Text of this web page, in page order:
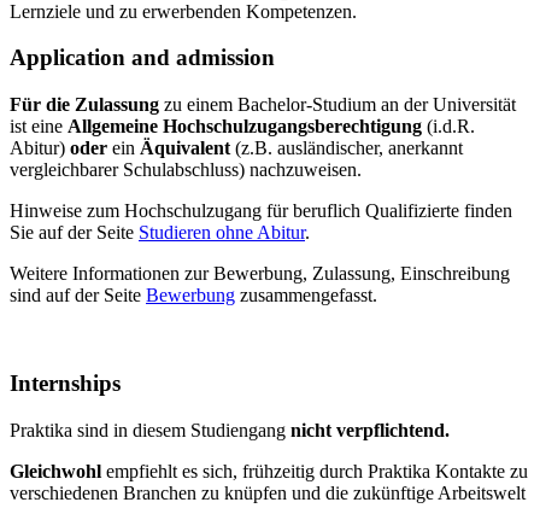
Lernziele und zu erwerbenden Kompetenzen.
Application and admission
Für die Zulassung zu einem Bachelor-Studium an der Universität
ist eine Allgemeine Hochschulzugangsberechtigung (i.d.R.
Abitur) oder ein Äquivalent (z.B. ausländischer, anerkannt
vergleichbarer Schulabschluss) nachzuweisen.
Hinweise zum Hochschulzugang für beruflich Qualifizierte finden
Sie auf der Seite Studieren ohne Abitur.
Weitere Informationen zur Bewerbung, Zulassung, Einschreibung
sind auf der Seite Bewerbung zusammengefasst.
Internships
Praktika sind in diesem Studiengang nicht verpflichtend.
Gleichwohl empfiehlt es sich, frühzeitig durch Praktika Kontakte zu
verschiedenen Branchen zu knüpfen und die zukünftige Arbeitswelt